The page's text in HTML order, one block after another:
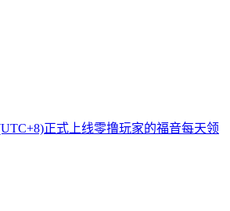
正式上线零撸玩家的福音每天领